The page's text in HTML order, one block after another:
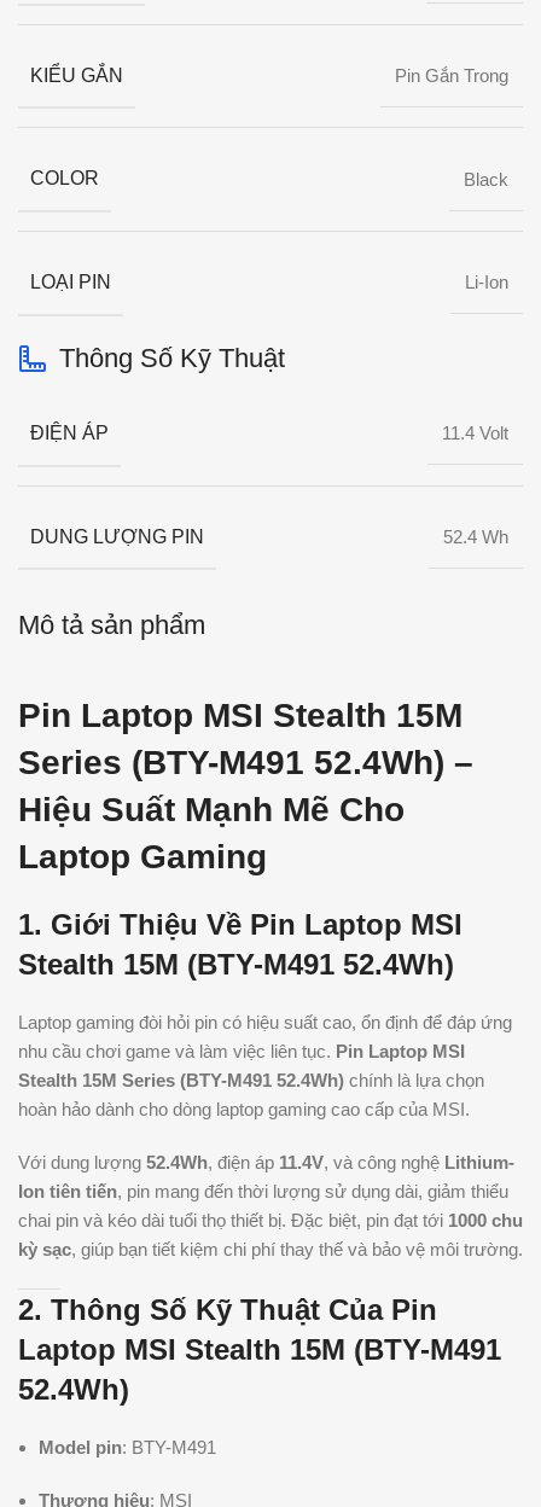
Mô tả sản phẩm
Pin Laptop MSI Stealth 15M
Series (BTY-M491 52.4Wh) –
Hiệu Suất Mạnh Mẽ Cho
Laptop Gaming
1. Giới Thiệu Về Pin Laptop MSI
Stealth 15M (BTY-M491 52.4Wh)
Laptop gaming đòi hỏi pin có hiệu suất cao, ổn định để đáp ứng
nhu cầu chơi game và làm việc liên tục. Pin Laptop MSI
Stealth 15M Series (BTY-M491 52.4Wh) chính là lựa chọn
hoàn hảo dành cho dòng laptop gaming cao cấp của MSI.
Với dung lượng 52.4Wh, điện áp 11.4V, và công nghệ Lithium-
Ion tiên tiến, pin mang đến thời lượng sử dụng dài, giảm thiểu
chai pin và kéo dài tuổi thọ thiết bị. Đặc biệt, pin đạt tới 1000 chu
kỳ sạc, giúp bạn tiết kiệm chi phí thay thế và bảo vệ môi trường.
2. Thông Số Kỹ Thuật Của Pin
Laptop MSI Stealth 15M (BTY-M491
52.4Wh)
Model pin: BTY-M491
Thương hiệu: MSI
KIỂU GẮN Pin Gắn Trong
COLOR Black
LOẠI PIN Li-Ion
Thông Số Kỹ Thuật
ĐIỆN ÁP 11.4 Volt
DUNG LƯỢNG PIN 52.4 Wh